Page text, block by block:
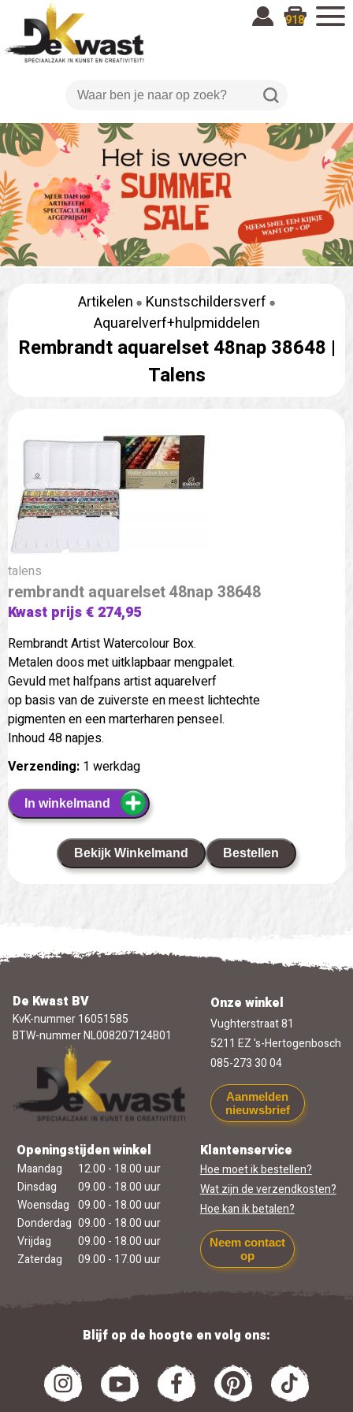
918
Artikelen
Kunstschildersverf
Aquarelverf+hulpmiddelen
Rembrandt aquarelset 48nap 38648 |
Talens
talens
rembrandt aquarelset 48nap 38648
Kwast prijs € 274,95
Rembrandt Artist Watercolour Box.
Metalen doos met uitklapbaar mengpalet.
Gevuld met halfpans artist aquarelverf
op basis van de zuiverste en meest lichtechte
pigmenten en een marterharen penseel.
Inhoud 48 napjes.
Verzending: 1 werkdag
In winkelmand
Bekijk Winkelmand Bestellen
De Kwast BV
KvK-nummer 16051585
BTW-nummer NL008207124B01
Onze winkel
Vughterstraat 81
5211 EZ 's-Hertogenbosch
085-273 30 04
Aanmelden
nieuwsbrief
Openingstijden winkel
Maandag
12.00 - 18.00 uur
Dinsdag
09.00 - 18.00 uur
Woensdag 09.00 - 18.00 uur
Donderdag 09.00 - 18.00 uur
Vrijdag
09.00 - 18.00 uur
Zaterdag
09.00 - 17.00 uur
Klantenservice
Hoe moet ik bestellen?
Wat zijn de verzendkosten?
Hoe kan ik betalen?
Neem contact
op
Blijf op de hoogte en volg ons: